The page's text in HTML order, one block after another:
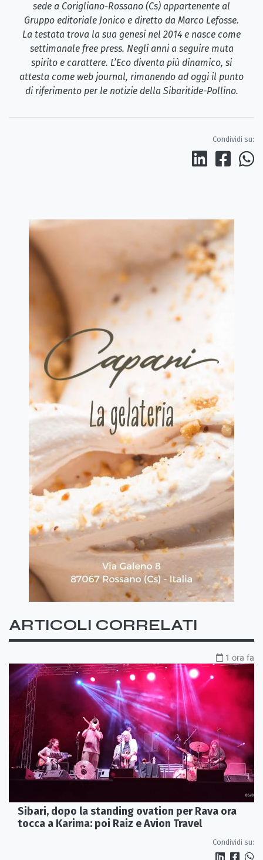
sede a Corigliano-Rossano (Cs) appartenente al
Gruppo editoriale Jonico e diretto da Marco Lefosse.
La testata trova la sua genesi nel 2014 e nasce come
settimanale free press. Negli anni a seguire muta
spirito e carattere. L’Eco diventa più dinamico, si
attesta come web journal, rimanendo ad oggi il punto
di riferimento per le notizie della Sibaritide-Pollino.
Condividi su:
ARTICOLI CORRELATI
1 ora fa
Sibari, dopo la standing ovation per Rava ora
tocca a Karima: poi Raiz e Avion Travel
Condividi su: